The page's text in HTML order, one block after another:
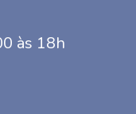
às 18h